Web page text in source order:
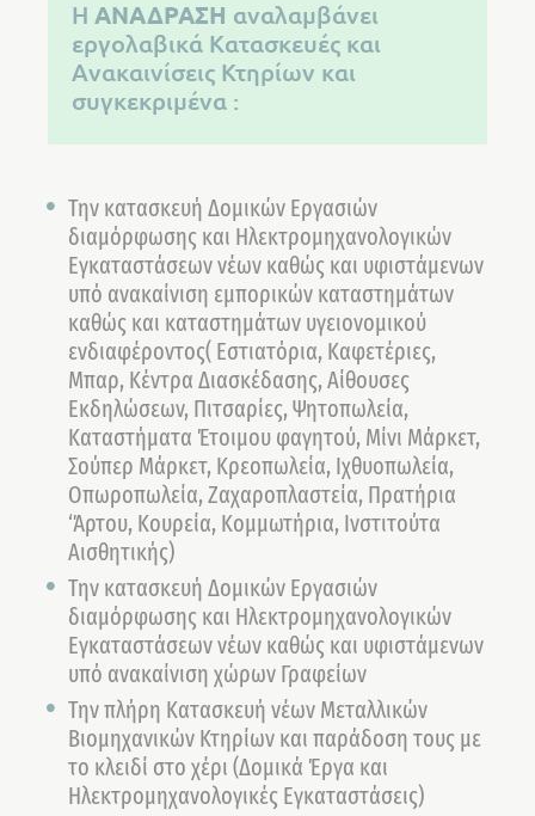
Η ΑΝΑΔΡΑΣΗ αναλαμβάνει
εργολαβικά Κατασκευές και
Ανακαινίσεις Κτηρίων και
συγκεκριμένα :
Την κατασκευή Δομικών Εργασιών
διαμόρφωσης και Ηλεκτρομηχανολογικών
Εγκαταστάσεων νέων καθώς και υφιστάμενων
υπό ανακαίνιση εμπορικών καταστημάτων
καθώς και καταστημάτων υγειονομικού
ενδιαφέροντος( Εστιατόρια, Καφετέριες,
Μπαρ, Κέντρα Διασκέδασης, Αίθουσες
Εκδηλώσεων, Πιτσαρίες, Ψητοπωλεία,
Καταστήματα Έτοιμου φαγητού, Μίνι Μάρκετ,
Σούπερ Μάρκετ, Κρεοπωλεία, Ιχθυοπωλεία,
Οπωροπωλεία, Ζαχαροπλαστεία, Πρατήρια
‘Άρτου, Κουρεία, Κομμωτήρια, Ινστιτούτα
Αισθητικής)
Την κατασκευή Δομικών Εργασιών
διαμόρφωσης και Ηλεκτρομηχανολογικών
Εγκαταστάσεων νέων καθώς και υφιστάμενων
υπό ανακαίνιση χώρων Γραφείων
Την πλήρη Κατασκευή νέων Μεταλλικών
Βιομηχανικών Κτηρίων και παράδοση τους με
το κλειδί στο χέρι (Δομικά Έργα και
Ηλεκτρομηχανολογικές Εγκαταστάσεις)